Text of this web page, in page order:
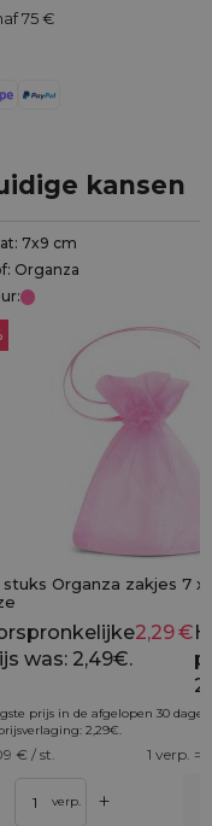
75 €
kansen
€
7x9 cm
Organza
stuks Organza zakjes 7 x
was: 2,49€.
2,29€
prijs in de afgelopen 30
2,29€
€ / st. 1 verp. =
verp. +
Toevoegen aan